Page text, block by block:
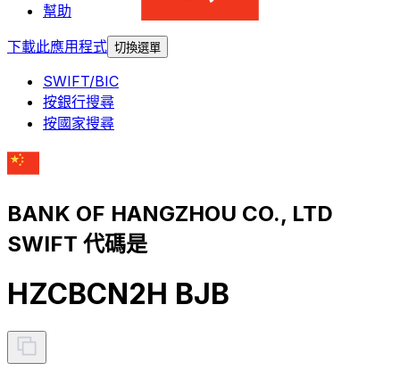
幫助
下載此應用程式 切換選單
SWIFT/BIC
按銀行搜尋
按國家搜尋
BANK OF HANGZHOU CO., LTD
SWIFT 代碼是
HZCBCN2H BJB